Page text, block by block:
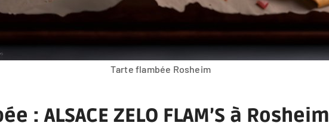
Tarte flambée Rosheim
ALSACE ZELO FLAM’S à Rosheim